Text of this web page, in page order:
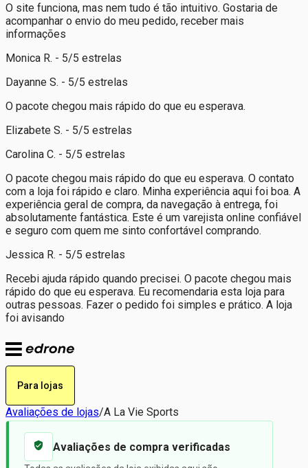
O site funciona, mas nem tudo é tão intuitivo. Gostaria de
acompanhar o envio do meu pedido, receber mais
informações
Monica R. - 5/5 estrelas
Dayanne S. - 5/5 estrelas
O pacote chegou mais rápido do que eu esperava.
Elizabete S. - 5/5 estrelas
Carolina C. - 5/5 estrelas
O pacote chegou mais rápido do que eu esperava. O contato
com a loja foi rápido e claro. Minha experiência aqui foi boa. A
experiência geral de compra, da navegação à entrega, foi
absolutamente fantástica. Este é um varejista online confiável
e seguro com quem me sinto confortável comprando.
Jessica R. - 5/5 estrelas
Recebi ajuda rápido quando precisei. O pacote chegou mais
rápido do que eu esperava. Eu recomendaria esta loja para
outras pessoas. Fazer o pedido foi simples e prático. A loja
foi avisando
Para lojas
Avaliações de lojas/A La Vie Sports
Avaliações de compra verificadas